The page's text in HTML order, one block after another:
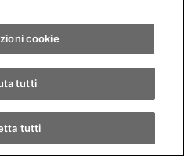
un'auto
13:00 - 18:30
13:00 - 18:30
cookie
tutti
tutti